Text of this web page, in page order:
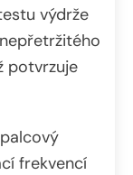
výdrže
potvrzuje
frekvencí